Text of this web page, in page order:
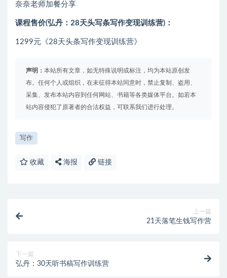
奈奈老师加餐分享
课程售价(弘丹：28天头写条‬写作变现训练营)：
1299元《28天头条写作变现训练营》
声明： 本站所有文章，如无特殊说明或标注，均为本站原创发
布。任何个人或组织，在未征得本站同意时，禁止复制、盗用、
采集、发布本站内容到任何网站、书籍等各类媒体平台。如若本
站内容侵犯了原著者的合法权益，可联系我们进行处理。
写作
收藏 海报 链接
上一篇
21天落笔生钱写作营
下一篇
弘丹：30天听书稿写作训练营